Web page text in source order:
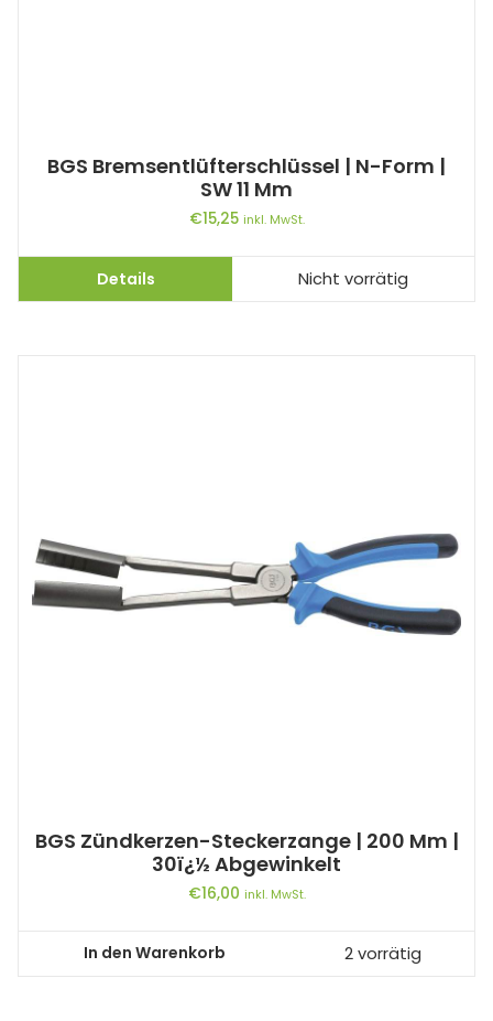
BGS Bremsentlüfterschlüssel | N-Form |
SW 11 Mm
€15,25 inkl. MwSt.
Details Nicht vorrätig
BGS Zündkerzen-Steckerzange | 200 Mm |
30ï¿½ Abgewinkelt
€16,00 inkl. MwSt.
In den Warenkorb 2 vorrätig